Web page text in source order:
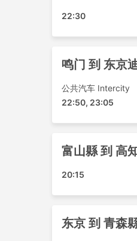
德岛县 - 福
香川縣高松
高知县 - 福
青森縣 - 金泽
鸣门 - 东京
福岡市 - 香
青森縣 - 福
富山縣 - 香
青森縣 - 大
22:30
鸣门 到 东京
公共汽车 Intercity
22:50, 23:05
富山縣 到 高
20:15
东京 到 青森